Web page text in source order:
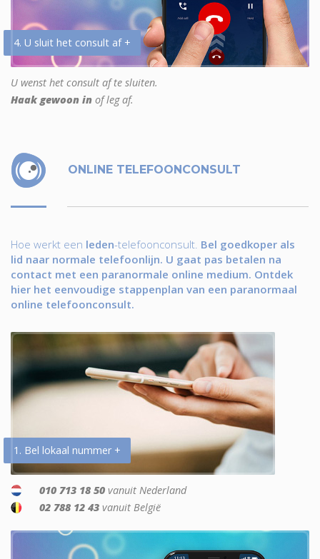
4. U sluit het consult af +
U wenst het consult af te sluiten.
Haak gewoon in of leg af.
ONLINE TELEFOONCONSULT
Hoe werkt een leden-telefoonconsult. Bel goedkoper als
lid naar normale telefoonlijn. U gaat pas betalen na
contact met een paranormale online medium. Ontdek
hier het eenvoudige stappenplan van een paranormaal
online telefoonconsult.
1. Bel lokaal nummer +
010 713 18 50 vanuit Nederland
02 788 12 43 vanuit België